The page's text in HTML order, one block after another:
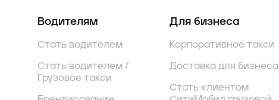
Водителям
Стать водителем
Стать водителем /
Грузовое такси
Для бизнеса
Корпоративное такси
Доставка для бизнеса
Стать клиентом